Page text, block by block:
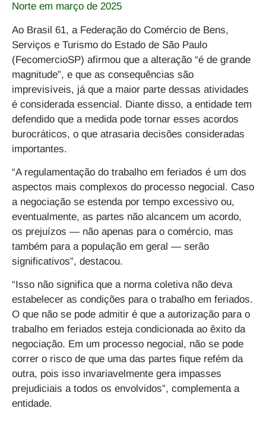
Norte em março de 2025
Ao Brasil 61, a Federação do Comércio de Bens,
Serviços e Turismo do Estado de São Paulo
(FecomercioSP) afirmou que a alteração “é de grande
magnitude”, e que as consequências são
imprevisíveis, já que a maior parte dessas atividades
é considerada essencial. Diante disso, a entidade tem
defendido que a medida pode tornar esses acordos
burocráticos, o que atrasaria decisões consideradas
importantes.
“A regulamentação do trabalho em feriados é um dos
aspectos mais complexos do processo negocial. Caso
a negociação se estenda por tempo excessivo ou,
eventualmente, as partes não alcancem um acordo,
os prejuízos — não apenas para o comércio, mas
também para a população em geral — serão
significativos”, destacou.
“Isso não significa que a norma coletiva não deva
estabelecer as condições para o trabalho em feriados.
O que não se pode admitir é que a autorização para o
trabalho em feriados esteja condicionada ao êxito da
negociação. Em um processo negocial, não se pode
correr o risco de que uma das partes fique refém da
outra, pois isso invariavelmente gera impasses
prejudiciais a todos os envolvidos”, complementa a
entidade.